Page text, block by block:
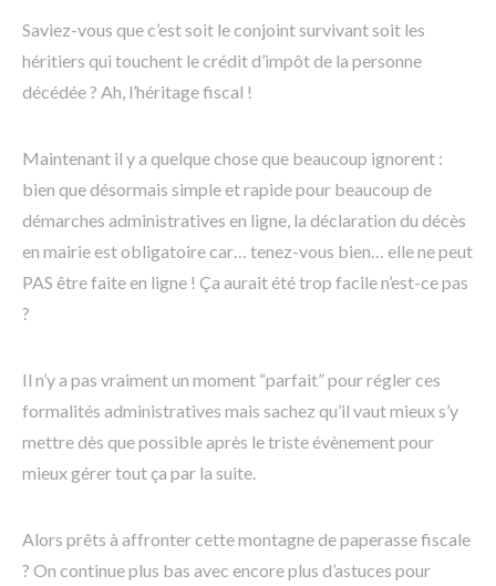
Saviez-vous que c’est soit le conjoint survivant soit les
héritiers qui touchent le crédit d’impôt de la personne
décédée ? Ah, l’héritage fiscal !
Maintenant il y a quelque chose que beaucoup ignorent :
bien que désormais simple et rapide pour beaucoup de
démarches administratives en ligne, la déclaration du décès
en mairie est obligatoire car… tenez-vous bien… elle ne peut
PAS être faite en ligne ! Ça aurait été trop facile n’est-ce pas
?
Il n’y a pas vraiment un moment “parfait” pour régler ces
formalités administratives mais sachez qu’il vaut mieux s’y
mettre dès que possible après le triste évènement pour
mieux gérer tout ça par la suite.
Alors prêts à affronter cette montagne de paperasse fiscale
? On continue plus bas avec encore plus d’astuces pour